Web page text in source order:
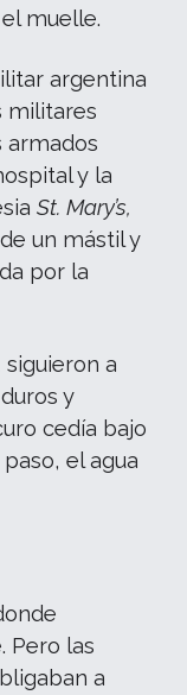
muelle.
argentina
militares
armados
y la
St. Mary’s,
un mástil y
por la
a
y
cedía bajo
el agua
Pero las
a